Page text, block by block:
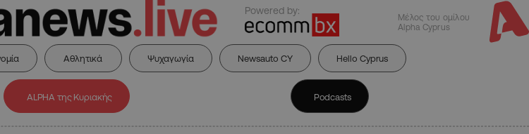
Powered by:
Μέλος του ομίλου
Alpha Cyprus
Αθλητικά Ψυχαγωγία Newsauto CY Hello Cyprus
ALPHA της Κυριακής Podcasts